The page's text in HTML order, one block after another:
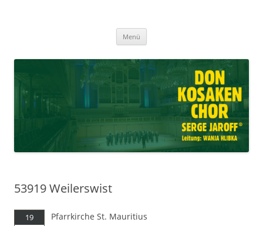
Leitung: Wanja Hlibka
Menü
53919 Weilerswist
19
Pfarrkirche St. Mauritius